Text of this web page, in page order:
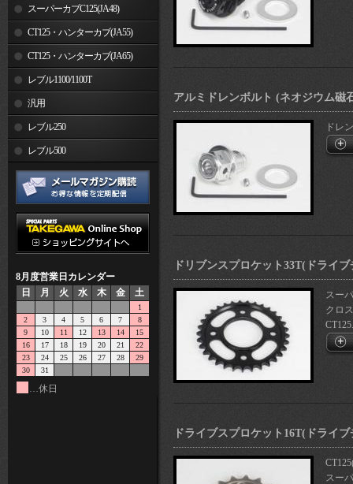
スーパーカブC125(JA48)
CT125・ハンターカブ(JA55)
CT125・ハンターカブ(JA65)
レブル1100/1100T
汎用
レブル250
レブル500
8月度営業日カレンダー
日
月 火 水 木 金 土
1
2
3 4 5 6 7
8
9
10 11 12 13 14
15
16
17 18 19 20 21
22
23
24 25 26 27 28
29
30
31
…休日
アルミドレンボルト (ネオジウム磁
ドレ
ドリブンスプロケット33T(ドライ
スー
クロ
ドライブスプロケット16T(ドライ
スー